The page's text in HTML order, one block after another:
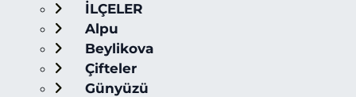
İLÇELER
Alpu
Beylikova
Çifteler
Günyüzü